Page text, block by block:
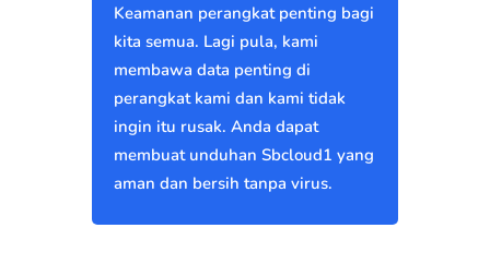
Keamanan perangkat penting bagi
kita semua. Lagi pula, kami
membawa data penting di
perangkat kami dan kami tidak
ingin itu rusak. Anda dapat
membuat unduhan Sbcloud1 yang
aman dan bersih tanpa virus.